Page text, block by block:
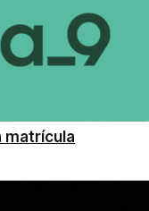
matrícula